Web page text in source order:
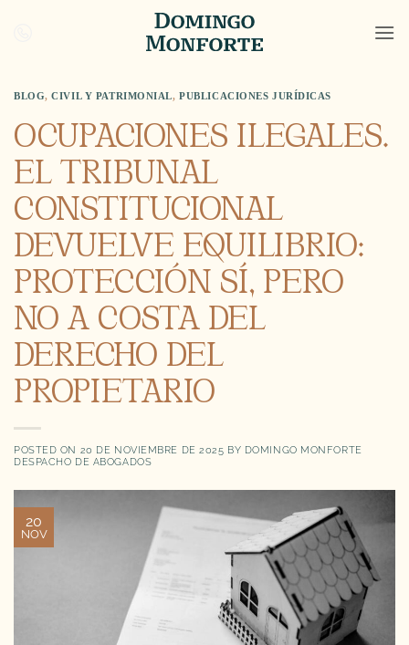
BLOG,CIVIL Y PATRIMONIAL,PUBLICACIONES JURÍDICAS
OCUPACIONES ILEGALES.
EL TRIBUNAL
CONSTITUCIONAL
DEVUELVE EQUILIBRIO:
PROTECCIÓN SÍ, PERO
NO A COSTA DEL
DERECHO DEL
PROPIETARIO
POSTED ON 20 DE NOVIEMBRE DE 2025 BY DOMINGO MONFORTE
DESPACHO DE ABOGADOS
20
NOV